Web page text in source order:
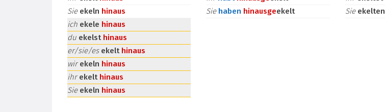
Sie ekeln hinaus
ich ekele hinaus
du ekelst hinaus
er/sie/es ekelt hinaus
wirekeln hinaus
ihrekelt hinaus
Sie ekeln hinaus
Sie haben hinausgeekelt
Sie ekelten